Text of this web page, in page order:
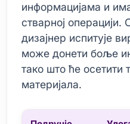
информацијама и
стварној
дизајнер испитује
може донети боље
тако што ће осетити
материјала.